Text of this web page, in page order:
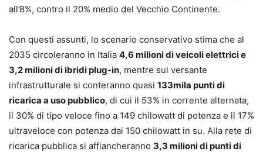
all’8%, contro il 20% medio del Vecchio Continente.
Con questi assunti, lo scenario conservativo stima che al
2035 circoleranno in Italia 4,6 milioni di veicoli elettrici e
3,2 milioni di ibridi plug-in, mentre sul versante
infrastrutturale si conteranno quasi 133mila punti di
ricarica a uso pubblico, di cui il 53% in corrente alternata,
il 30% di tipo veloce fino a 149 chilowatt di potenza e il 17%
ultraveloce con potenza dai 150 chilowatt in su. Alla rete di
ricarica pubblica si affiancheranno 3,3 milioni di punti di